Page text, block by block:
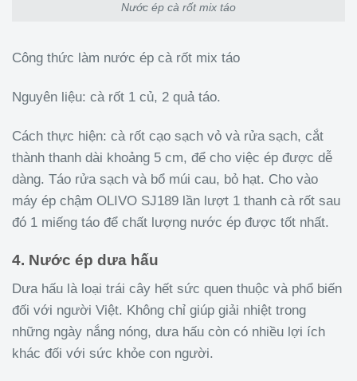
Nước ép cà rốt mix táo
Công thức làm nước ép cà rốt mix táo
Nguyên liệu: cà rốt 1 củ, 2 quả táo.
Cách thực hiện: cà rốt cạo sạch vỏ và rửa sạch, cắt
thành thanh dài khoảng 5 cm, để cho việc ép được dễ
dàng. Táo rửa sạch và bổ múi cau, bỏ hạt. Cho vào
máy ép chậm OLIVO SJ189 lần lượt 1 thanh cà rốt sau
đó 1 miếng táo để chất lượng nước ép được tốt nhất.
4. Nước ép dưa hấu
Dưa hấu là loại trái cây hết sức quen thuộc và phổ biến
đối với người Việt. Không chỉ giúp giải nhiệt trong
những ngày nắng nóng, dưa hấu còn có nhiều lợi ích
khác đối với sức khỏe con người.